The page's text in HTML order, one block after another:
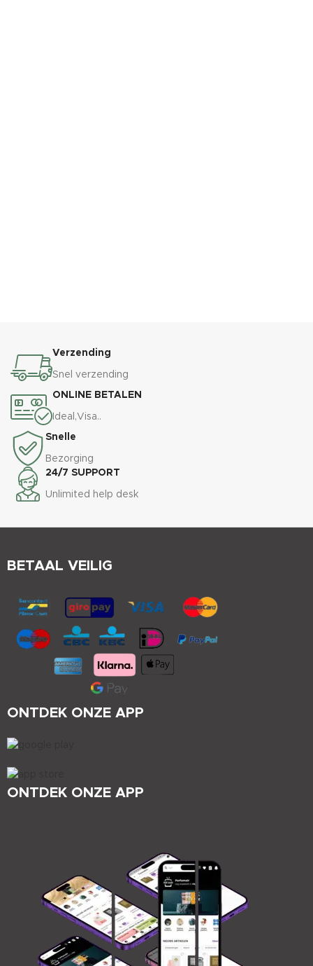
Verzending
Snel verzending
ONLINE BETALEN
Ideal,Visa..
Snelle
Bezorging
24/7 SUPPORT
Unlimited help desk
ONTDEK ONZE APP
ONTDEK ONZE APP
BETAAL VEILIG